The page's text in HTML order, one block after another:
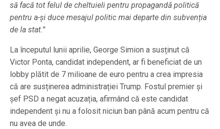
să facă tot felul de cheltuieli pentru propagandă politică
pentru a-și duce mesajul politic mai departe din subvenția
de la stat.”
La începutul lunii aprilie, George Simion a susținut că
Victor Ponta, candidat independent, ar fi beneficiat de un
lobby plătit de 7 milioane de euro pentru a crea impresia
că are susținerea administrației Trump. Fostul premier și
șef PSD a negat acuzația, afirmând că este candidat
independent și nu a folosit niciun ban până acum pentru că
nu avea de unde.